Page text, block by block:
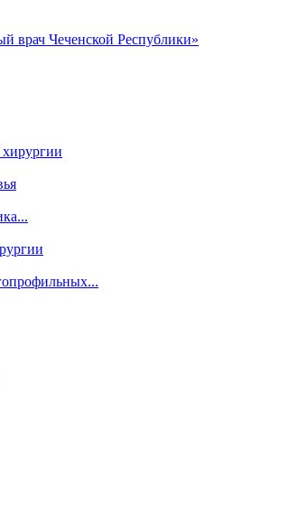
врач Чеченской Республики»
хирургии